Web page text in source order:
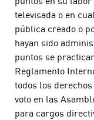
televisada o en
pública creado o
hayan sido
puntos se
Reglamento
todos los
voto en las
para cargos